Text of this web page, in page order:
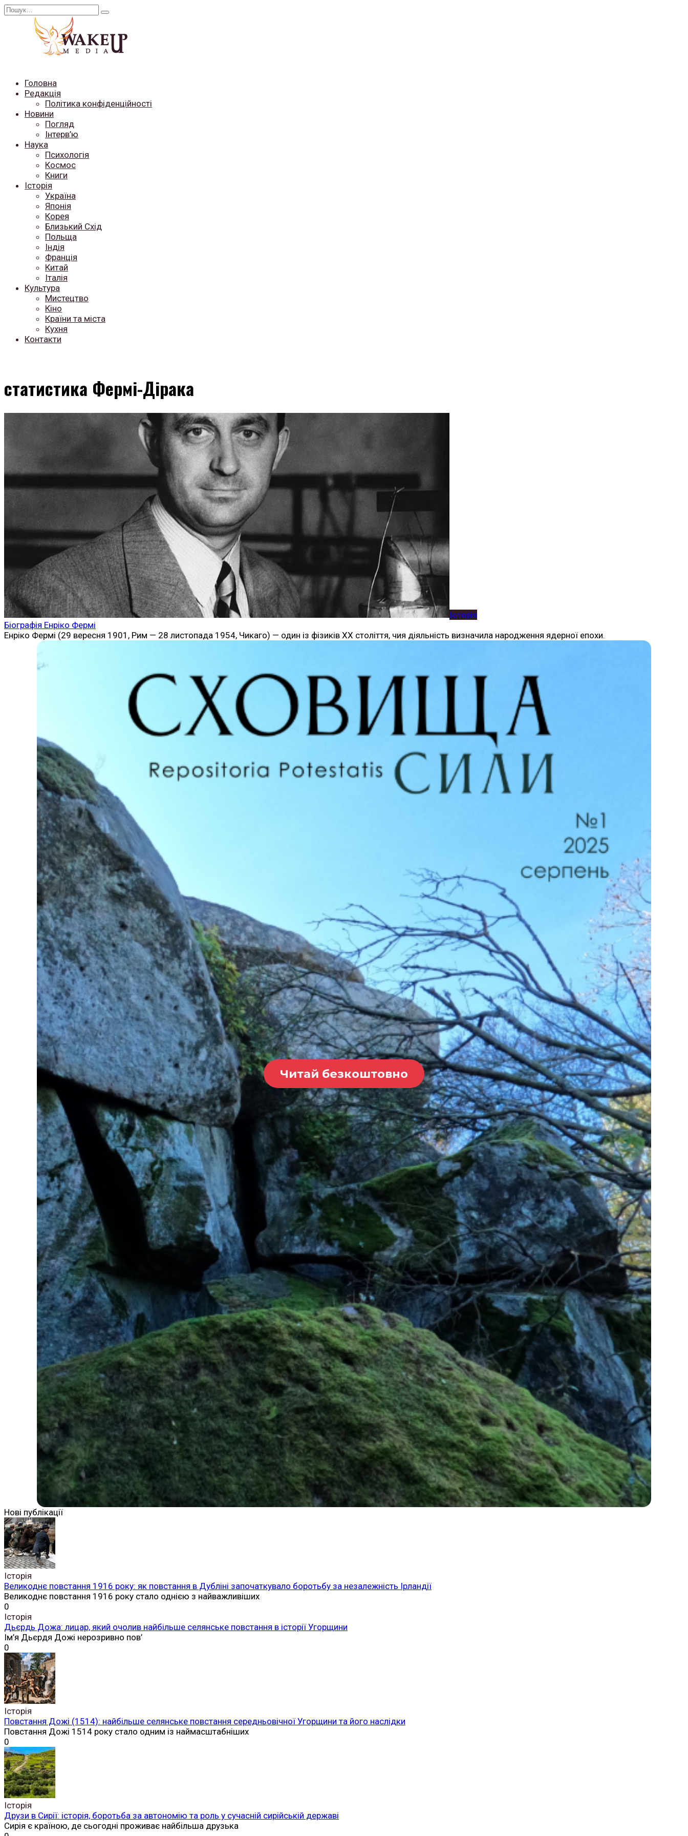
Перейти
Search
Головна
Редакція
Політика конфіденційності
Новини
Погляд
Інтерв’ю
Наука
Психологія
Космос
Книги
Історія
Україна
Японія
Корея
Близький Схід
Польща
Індія
Франція
Китай
Італія
Культура
Мистецтво
Кіно
Країни та міста
Кухня
Контакти
статистика Фермі-Дірака
Історія
Біографія Енріко Фермі
Енріко Фермі (29 вересня 1901, Рим — 28 листопада 1954, Чикаго) — один із фізиків ХХ століття, чия діяльність визначила народження ядерної епохи.
Читай безкоштовно
Нові публікації
Історія
Великоднє повстання 1916 року: як повстання в Дубліні започаткувало боротьбу за незалежність Ірландії
Великоднє повстання 1916 року стало однією з найважливіших
0
Історія
Дьєрдь Дожа: лицар, який очолив найбільше селянське повстання в історії Угорщини
Ім’я Дьєрдя Дожі нерозривно пов’
0
Історія
Повстання Дожі (1514): найбільше селянське повстання середньовічної Угорщини та його наслідки
Повстання Дожі 1514 року стало одним із наймасштабніших
0
Історія
Друзи в Сирії: історія, боротьба за автономію та роль у сучасній сирійській державі
Сирія є країною, де сьогодні проживає найбільша друзька